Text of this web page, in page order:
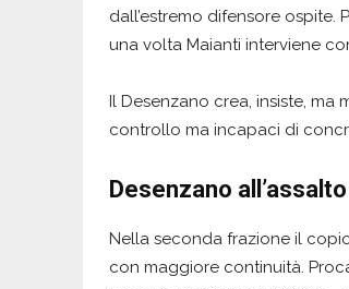
dall’estremo difensore
una volta Maianti interviene
Il Desenzano crea, insiste, ma
controllo ma incapaci di
Desenzano
Nella seconda frazione il
con maggiore continuità.